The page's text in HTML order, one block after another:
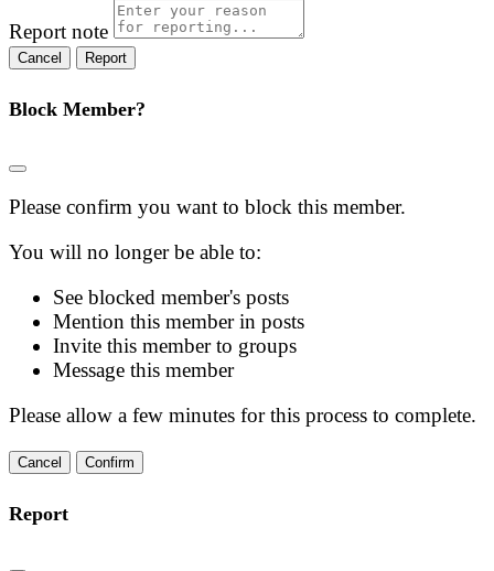
Report note
Report
Block Member?
Please confirm you want to block this member.
You will no longer be able to:
See blocked member's posts
Mention this member in posts
Invite this member to groups
Message this member
Please allow a few minutes for this process to complete.
Confirm
Report